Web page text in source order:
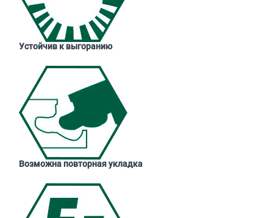
Устойчив к выгоранию
Возможна повторная укладка